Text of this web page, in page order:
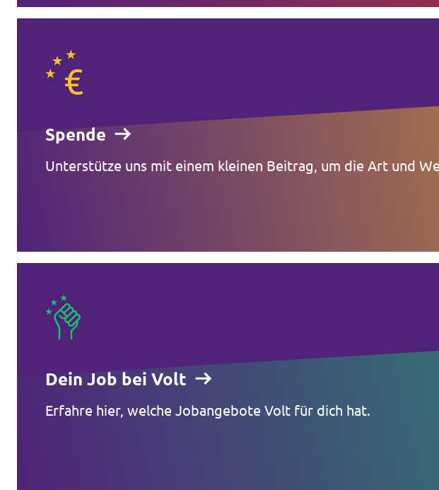
Spende
Unterstütze uns mit einem kleinen Beitrag, um die Art und
Dein Job bei Volt
Erfahre hier, welche Jobangebote Volt für dich hat.